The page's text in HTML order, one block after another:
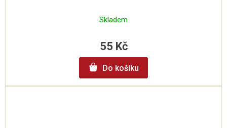
Skladem
55 Kč
Do košíku